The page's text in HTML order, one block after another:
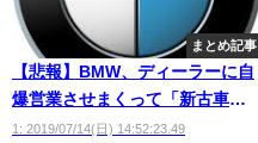
まとめ記事
【悲報】BMW、ディーラーに自
爆営業させまくって「新古車」
急増
1: 2019/07/14(日) 14:52:23.49